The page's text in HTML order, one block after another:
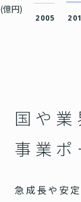
(億円)
2005
国や
事業
急成長や安